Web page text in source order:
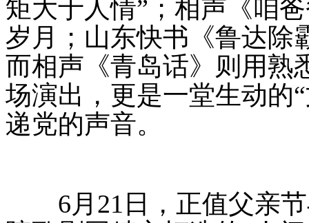
矩大于人情”；相声《咱
岁月；山东快书《鲁达除
而相声《青岛话》则用熟
场演出，更是一堂生动的
递党的声音。
6月21日，正值父亲节